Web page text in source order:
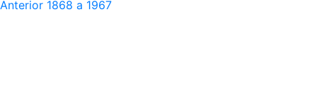
Anterior 1868 a 1967